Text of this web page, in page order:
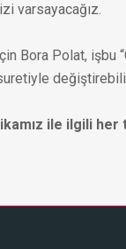
varsayacağız.
Bora Polat,
ile ilgili